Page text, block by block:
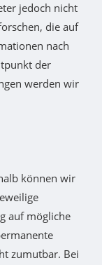
jedoch nicht
die auf
nach
der
werden wir
können wir
auf mögliche
zumutbar. Bei